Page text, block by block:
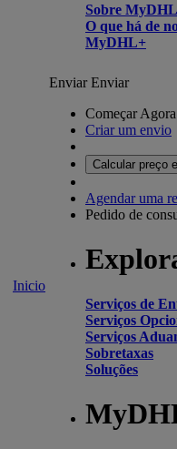
Sobre
O que há de
MyDHL+
Inicio
EnviarEnviar
Começar Agora
Criar um envio
Calcular preço
Agendar uma
Pedido de
Serviços de
Serviços
Serviços
Sobretaxas
Soluções